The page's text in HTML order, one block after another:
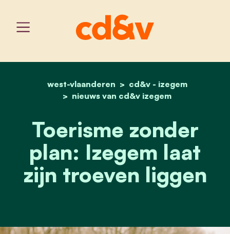
home
west-vlaanderen
cd&v - izegem
nieuws van cd&v izegem
toerisme zonder plan:
Toerisme zonder
plan: Izegem laat
zijn troeven liggen